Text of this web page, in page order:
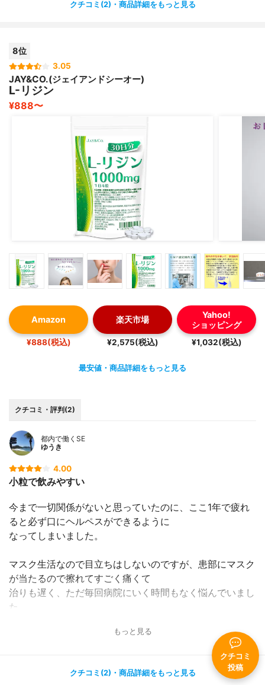
クチコミ
投稿
た・・」という感じは
また、産後唇がカサカサに乾燥していたのですが、それも
なおりました！
今後も続けていきたいと思います♪
クチコミ(2)・商品詳細をもっと見る
8位
3.05
JAY&CO.(ジェイアンドシーオー)
L-リジン
¥888〜
Amazon
¥888(税込)
楽天市場
¥2,575(税込)
Yahoo!
ショッピング
¥1,032(税込)
最安値・商品詳細をもっと見る
クチコミ・評判(2)
都内で働くSE
ゆうき
4.00
小粒で飲みやすい
今まで一切関係がないと思っていたのに、ここ1年で疲れ
ると必ず口にヘルペスができるように
なってしまいました。
マスク生活なので目立ちはしないのですが、患部にマスク
が当たるので擦れてすごく痛くて
治りも遅く、ただ毎回病院にいく時間もなく悩んでいまし
た。
ネットでヘルペス治療で検索すると、こちらの商品がヒッ
シンプルな見た目も効きそうだったので購入しました。
もっと見る
クチコミ(2)・商品詳細をもっと見る